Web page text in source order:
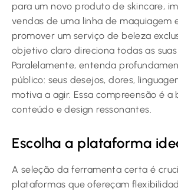
para um novo produto de skincare,
vendas de uma linha de maquiagem
promover um serviço de beleza
objetivo claro direciona todas as suas
Paralelamente, entenda
público: seus desejos, dores,
motiva a agir. Essa compreensão é a
conteúdo e design ressonantes.
Escolha a plataforma
A seleção da ferramenta certa é
plataformas que ofereçam